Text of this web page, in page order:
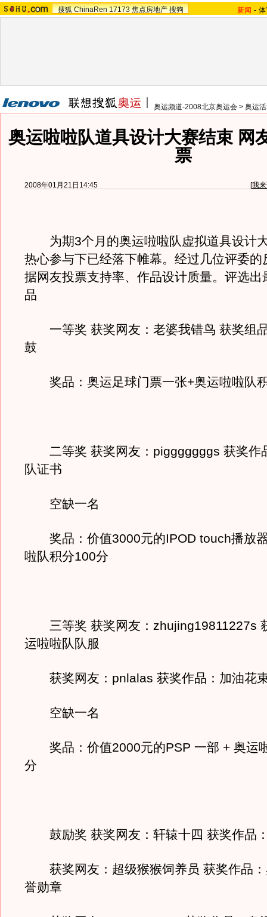
搜狐 ChinaRen 17173 焦点房地产 搜狗 新闻 -
奥运频道-2008北京奥运会 > 奥运
奥运啦啦队道具设计大赛结束 网
票
2008年01月21日14:45 [我
为期3个月的奥运啦啦队虚拟道具设计
热心参与下已经落下帷幕。经过几位评委的
据网友投票支持率、作品设计质量。评选出
品
一等奖 获奖网友：老婆我错鸟 获奖组
鼓
奖品：奥运足球门票一张+奥运啦啦队
二等奖 获奖网友：pigggggggs 获奖作
队证书
空缺一名
奖品：价值3000元的IPOD touch播放
啦队积分100分
三等奖 获奖网友：zhujing19811227s
运啦啦队队服
获奖网友：pnlalas 获奖作品：加油花
空缺一名
奖品：价值2000元的PSP 一部 + 奥运
分
鼓励奖 获奖网友：轩辕十四 获奖作品
获奖网友：超级猴猴饲养员 获奖作品：
誉勋章